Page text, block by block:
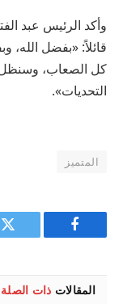
وأكد الرئيس عبد
قائلاً: «بفضل
كل الصعاب، وسنظل
التحديات».
المتميز
فيسبوك
المقالات ذات الصلة